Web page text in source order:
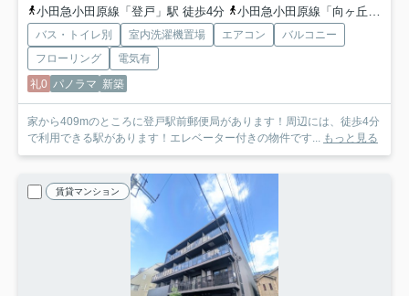
小田急小田原線「登戸」駅 徒歩4分
小田急小田原線「向ヶ丘遊園」駅 徒歩11分
バス・トイレ別 室内洗濯機置場 エアコン
バルコニー
フローリング
電気有
礼0 パノラマ 新築
家から409mのところに登戸駅前郵便局があります！周辺には、徒歩4分
で利用できる駅があります！エレベーター付きの物件です... もっと見る
賃貸マンション